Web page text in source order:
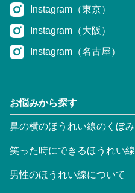
Instagram（東京）
Instagram（大阪）
Instagram（名古屋）
お悩みから探す
鼻の横のほうれい線のくぼみ
笑った時にできるほうれい線
男性のほうれい線について